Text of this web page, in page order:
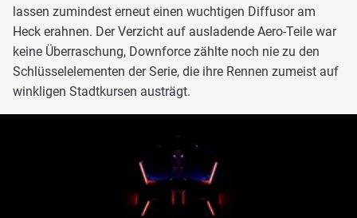
lassen zumindest erneut einen wuchtigen Diffusor am
Heck erahnen. Der Verzicht auf ausladende Aero-Teile war
keine Überraschung, Downforce zählte noch nie zu den
Schlüsselelementen der Serie, die ihre Rennen zumeist auf
winkligen Stadtkursen austrägt.